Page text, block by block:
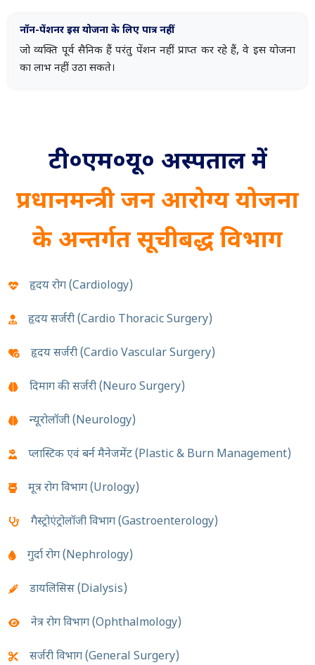
नॉन-पेंशनर इस योजना के लिए पात्र नहीं
जो व्यक्ति पूर्व सैनिक हैं परंतु पेंशन नहीं प्राप्त कर रहे हैं, वे इस योजना
का लाभ नहीं उठा सकते।
टी०एम०यू० अस्पताल में
प्रधानमन्त्री जन आरोग्य योजना
के अन्तर्गत सूचीबद्ध विभाग
हृदय रोग (Cardiology)
हृदय सर्जरी (Cardio Thoracic Surgery)
हृदय सर्जरी (Cardio Vascular Surgery)
दिमाग की सर्जरी (Neuro Surgery)
न्यूरोलॉजी (Neurology)
प्लास्टिक एवं बर्न मैनेजमेंट (Plastic & Burn Management)
मूत्र रोग विभाग (Urology)
गैस्ट्रोएंट्रोलॉजी विभाग (Gastroenterology)
गुर्दा रोग (Nephrology)
डायलिसिस (Dialysis)
नेत्र रोग विभाग (Ophthalmology)
सर्जरी विभाग (General Surgery)